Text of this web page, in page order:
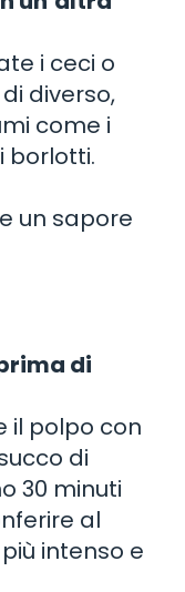
i ceci o
diverso,
come i
borlotti.
un sapore
di
il polpo con
di
30 minuti
al
intenso e